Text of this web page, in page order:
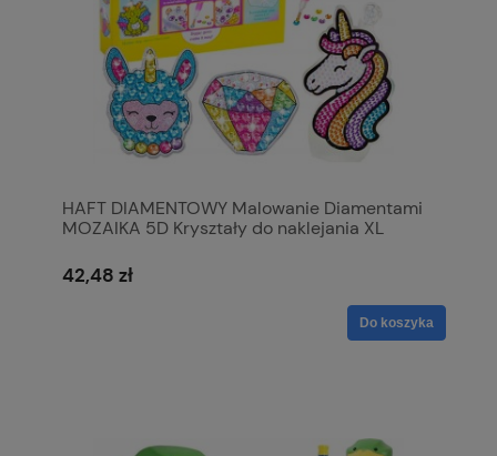
HAFT DIAMENTOWY Malowanie Diamentami
MOZAIKA 5D Kryształy do naklejania XL
42,48 zł
Do koszyka